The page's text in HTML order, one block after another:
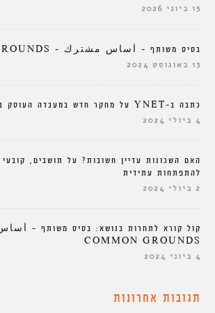
15 ביוני 2026
בסיס משותף – أساس مشترك – COMMON GROUNDS
13 באוגוסט 2024
כתבה ב-YNET על מחקר חדש במעבדה העוסק בהצללה בעיר
4 ביולי 2024
האם השכונות עדיין חשובות? על תושבים, קובעי
להתפתחות עתידית
2 ביולי 2024
קול קורא לתחרות בנושא: בסיס משותף –
COMMON GROUNDS
4 ביוני 2024
תגובות אחרונות